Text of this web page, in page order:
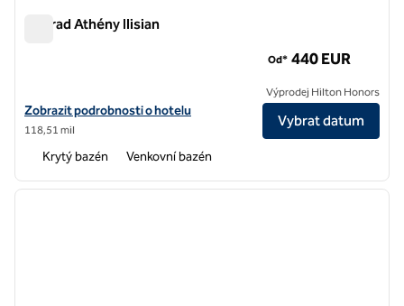
Conrad Athény Ilisian
Zobrazit detaily hotelu v Conrad Athénách, Ilisian
Zobrazit podrobnosti o hotelu
118,51 mil
Od* 440 EUR
Výprodej Hilton Honors
Vybrat datum
Krytý bazén Venkovní bazén
1 z 13
další